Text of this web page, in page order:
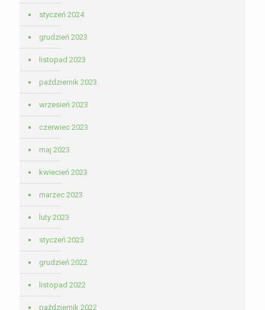
styczeń 2024
grudzień 2023
listopad 2023
październik 2023
wrzesień 2023
czerwiec 2023
maj 2023
kwiecień 2023
marzec 2023
luty 2023
styczeń 2023
grudzień 2022
listopad 2022
październik 2022